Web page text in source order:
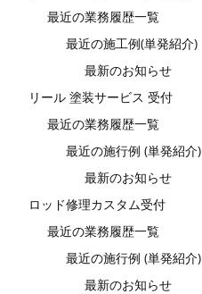
最近の業務履歴一覧
最近の施工例(単発紹介)
最新のお知らせ
リール 塗装サービス 受付
最近の業務履歴一覧
最近の施行例 (単発紹介)
最新のお知らせ
ロッド修理カスタム受付
最近の業務履歴一覧
最近の施行例 (単発紹介)
最新のお知らせ